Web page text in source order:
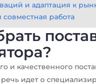
и адаптация к
работа
и качественного
идет о